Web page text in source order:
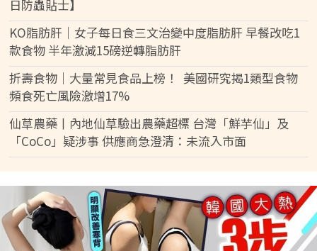
日防蟲貼士】
KO脂肪肝｜女子每日食三文治變中度脂肪肝 早餐改吃1
款食物 半年激減15磅逆轉脂肪肝
折壽食物｜大量常見食品上榜！ 美國研究揭1類型食物
頻食死亡風險激增17%
仙草農藥丨內地仙草驗出農藥超標 台灣「鮮芋仙」及
「CoCo」疑涉事 供應商急澄清：未流入市面